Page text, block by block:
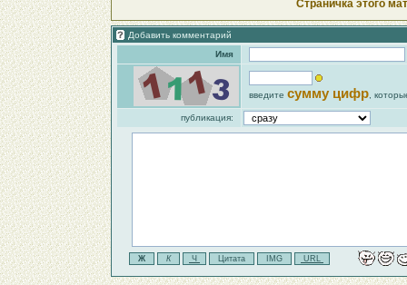
Страничка этого
Добавить комментарий
Имя
введите сумму цифр ,
публикация: